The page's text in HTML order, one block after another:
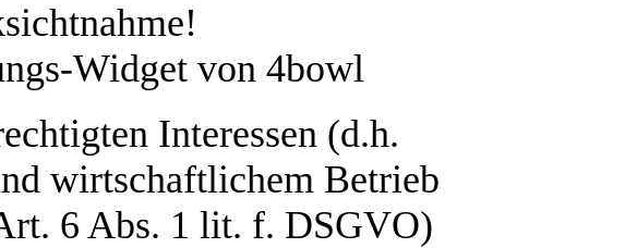
Widget von 4bowl
Interessen (d.h.
wirtschaftlichem Betrieb
6 Abs. 1 lit. f. DSGVO)